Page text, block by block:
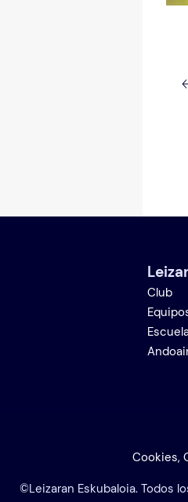
Club
Cookies,
©Leizaran Eskubaloia.